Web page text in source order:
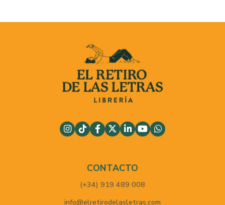
CONTACTO
(+34) 919 489 008
info@elretirodelasletras.com